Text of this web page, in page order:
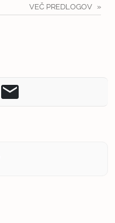
VEČ PREDLOGOV